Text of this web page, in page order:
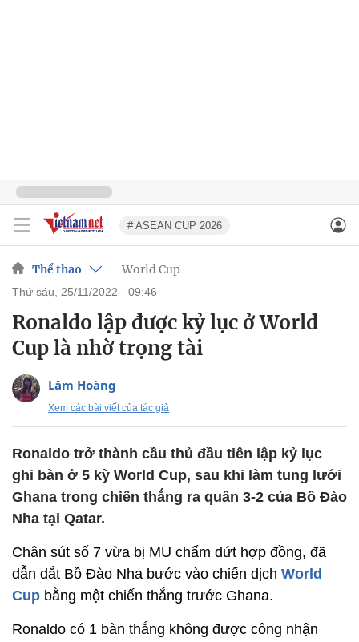
# ASEAN CUP 2026
Thể thao World Cup
thứ sáu, 25/11/2022 - 09:46
Ronaldo lập được kỷ lục ở World
Cup là nhờ trọng tài
Lâm Hoàng
Xem các bài viết của tác giả
Ronaldo trở thành cầu thủ đầu tiên lập kỷ lục
ghi bàn ở 5 kỳ World Cup, sau khi làm tung lưới
Ghana trong chiến thắng ra quân 3-2 của Bồ Đào
Nha tại Qatar.
Chân sút số 7 vừa bị MU chấm dứt hợp đồng, đã
dẫn dắt Bồ Đào Nha bước vào chiến dịch World
Cup bằng một chiến thắng trước Ghana.
Ronaldo có 1 bàn thắng không được công nhận